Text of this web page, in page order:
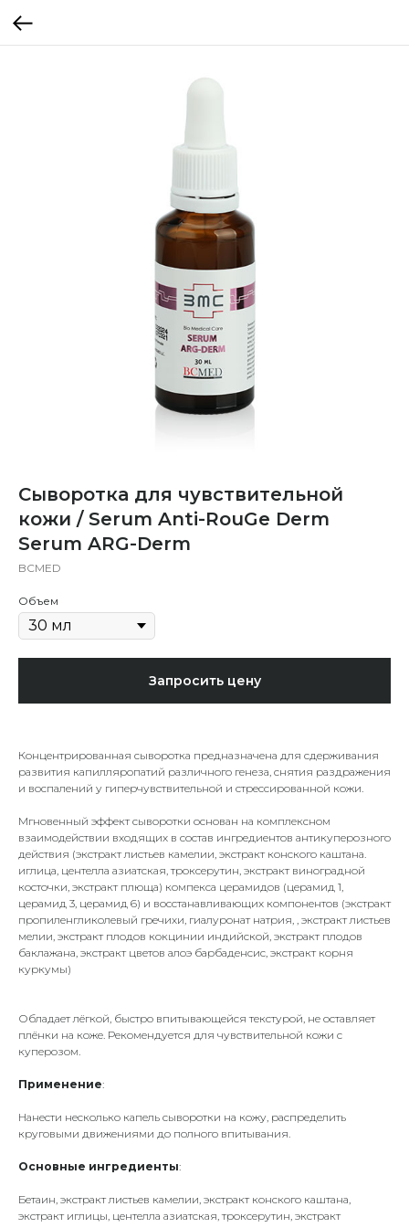
Сыворотка для чувствительной
кожи / Serum Anti-RouGe Derm
Serum ARG-Derm
BCMED
Объем
Запросить цену
Концентрированная сыворотка предназначена для сдерживания
развития капилляропатий различного генеза, снятия раздражения
и воспалений у гиперчувствительной и стрессированной кожи.
Мгновенный эффект сыворотки основан на комплексном
взаимодействии входящих в состав ингредиентов антикуперозного
действия (экстракт листьев камелии, экстракт конского каштана.
иглица, центелла азиатская, троксерутин, экстракт виноградной
косточки, экстракт плюща) компекса церамидов (церамид 1,
церамид 3, церамид 6) и восстанавливающих компонентов (экстракт
пропиленгликолевый гречихи, гиалуронат натрия, , экстракт листьев
мелии, экстракт плодов кокцинии индийской, экстракт плодов
баклажана, экстракт цветов алоэ барбаденсис, экстракт корня
куркумы)
Обладает лёгкой, быстро впитывающейся текстурой, не оставляет
плёнки на коже. Рекомендуется для чувствительной кожи с
куперозом.
Применение:
Нанести несколько капель сыворотки на кожу, распределить
круговыми движениями до полного впитывания.
Основные ингредиенты:
Бетаин, экстракт листьев камелии, экстракт конского каштана,
экстракт иглицы, центелла азиатская, троксерутин, экстракт